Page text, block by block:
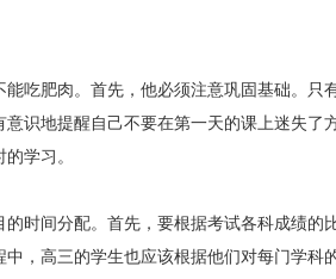
肥肉。首先，他必须注意巩固基础。只
识地提醒自己不要在第一天的课上迷失了
学习。
时间分配。首先，要根据考试各科成绩的
，高三的学生也应该根据他们对每门学科